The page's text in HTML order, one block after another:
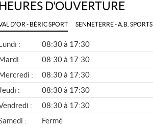
HEURES D'OUVERTURE
D'OR - BÉRIC SPORT SENNETERRE - A.B. SPORTS
:
08:30 à 17:30
:
08:30 à 17:30
:
08:30 à 17:30
Jeudi :
08:30 à 17:30
:
08:30 à 17:30
:
Fermé